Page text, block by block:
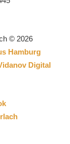
© 2026
Hamburg
Digital